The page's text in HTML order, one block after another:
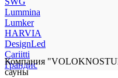
Lummina
Lumker
HARVIA
DesignLed
Cariitti
Грандис
Компания
сауны